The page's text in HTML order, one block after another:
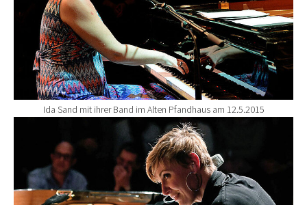
Ida Sand mit ihrer Band im Alten Pfandhaus am 12.5.2015
Show larger version for: